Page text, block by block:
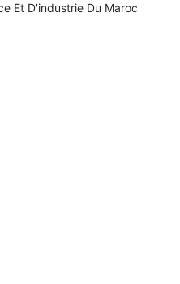
Et D'industrie Du Maroc